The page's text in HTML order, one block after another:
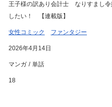
王子様の訳あり会計士 なりすまし
したい！ 【連載版】
女性コミック ファンタジー
2026年4月14日
マンガ 単話
18